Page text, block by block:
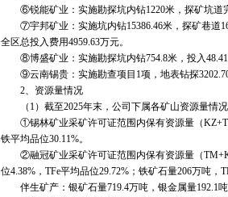
⑥锐能矿业：实施勘探坑内钻1220米，探矿坑道完
⑦宇邦矿业：实施坑内钻15386.46米，探矿巷道
全区总投入费用4959.63万元。
⑧博盛矿业：实施勘探坑内钻754.8米，投入48.41
⑨云南锡贵：实施勘查项目1项，地表钻探3202.70
2、资源量情况
（1）截至2025年末，公司下属各矿山资源量情况
①锡林矿业采矿许可证范围内保有资源量（KZ+TD
铁平均品位30.11%。
②融冠矿业采矿许可证范围内保有资源量（
位4.38%，TFe平均品位29.72%；铁矿石量206万吨，
伴生矿产：银矿石量719.4万吨，银金属量192.1吨